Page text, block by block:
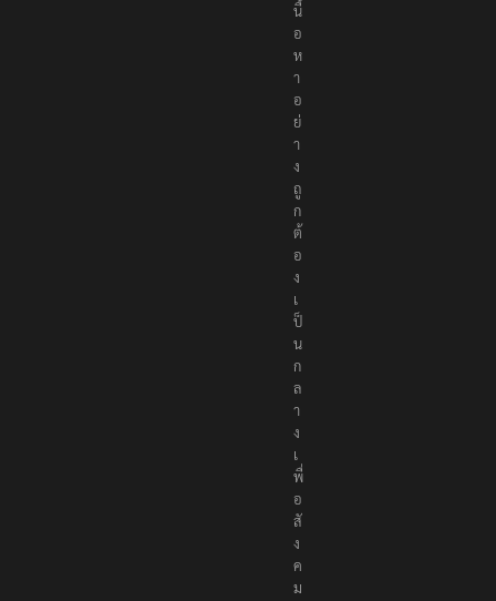
นื้
อ
ห
า
อ
ย่
า
ง
ถู
ก
ต้
อ
ง
เ
ป็
น
ก
ล
า
ง
เ
พื่
อ
สั
ง
ค
ม